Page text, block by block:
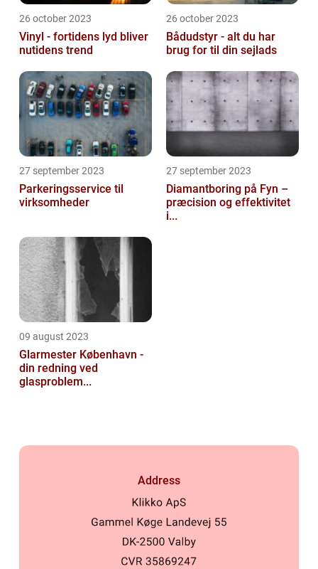
26 october 2023
Vinyl - fortidens lyd bliver
nutidens trend
26 october 2023
Bådudstyr - alt du har
brug for til din sejlads
27 september 2023
Parkeringsservice til
virksomheder
27 september 2023
Diamantboring på Fyn –
præcision og effektivitet
i...
09 august 2023
Glarmester København -
din redning ved
glasproblem...
Address